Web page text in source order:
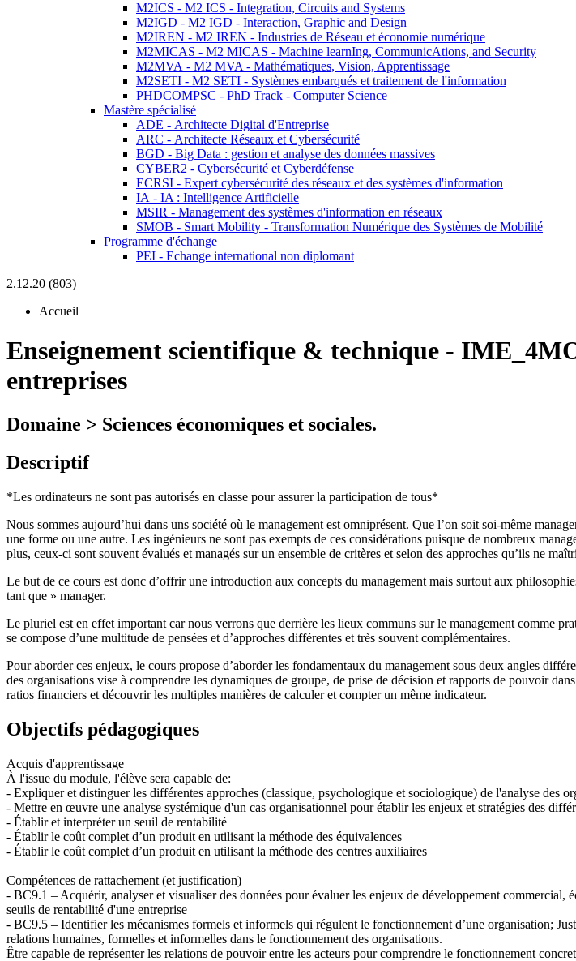
M2ICS - M2 ICS - Integration, Circuits and Systems
M2IGD - M2 IGD - Interaction, Graphic and Design
M2IREN - M2 IREN - Industries de Réseau et économie numérique
M2MICAS - M2 MICAS - Machine learnIng, CommunicAtions, and Security
M2MVA - M2 MVA - Mathématiques, Vision, Apprentissage
M2SETI - M2 SETI - Systèmes embarqués et traitement de l'information
PHDCOMPSC - PhD Track - Computer Science
Mastère spécialisé
ADE - Architecte Digital d'Entreprise
ARC - Architecte Réseaux et Cybersécurité
BGD - Big Data : gestion et analyse des données massives
CYBER2 - Cybersécurité et Cyberdéfense
ECRSI - Expert cybersécurité des réseaux et des systèmes d'information
IA - IA : Intelligence Artificielle
MSIR - Management des systèmes d'information en réseaux
SMOB - Smart Mobility - Transformation Numérique des Systèmes de Mobilité
Programme d'échange
PEI - Echange international non diplomant
2.12.20 (803)
Accueil
Enseignement scientifique & technique -
entreprises
Domaine > Sciences économiques et sociales.
Descriptif
*Les ordinateurs ne sont pas autorisés en classe pour assurer la participation de tous*
Nous sommes aujourd’hui dans uns société où le management est omniprésent. Que l’on soit soi-même
une forme ou une autre. Les ingénieurs ne sont pas exempts de ces considérations puisque de nombreux
plus, ceux-ci sont souvent évalués et managés sur un ensemble de critères et selon des approches qu’ils ne
Le but de ce cours est donc d’offrir une introduction aux concepts du management mais surtout aux
tant que » manager.
Le pluriel est en effet important car nous verrons que derrière les lieux communs sur le management comme
se compose d’une multitude de pensées et d’approches différentes et très souvent complémentaires.
Pour aborder ces enjeux, le cours propose d’aborder les fondamentaux du management sous deux angles
des organisations vise à comprendre les dynamiques de groupe, de prise de décision et rapports de pouvoir
ratios financiers et découvrir les multiples manières de calculer et compter un même indicateur.
Objectifs pédagogiques
Acquis d'apprentissage
À l'issue du module, l'élève sera capable de:
- Expliquer et distinguer les différentes approches (classique, psychologique et sociologique) de l'analyse des
- Mettre en œuvre une analyse systémique d'un cas organisationnel pour établir les enjeux et stratégies des
- Établir et interpréter un seuil de rentabilité
- Établir le coût complet d’un produit en utilisant la méthode des équivalences
- Établir le coût complet d’un produit en utilisant la méthode des centres auxiliaires
Compétences de rattachement (et justification)
- BC9.1 – Acquérir, analyser et visualiser des données pour évaluer les enjeux de développement
seuils de rentabilité d'une entreprise
- BC9.5 – Identifier les mécanismes formels et informels qui régulent le fonctionnement d’une organisation;
relations humaines, formelles et informelles dans le fonctionnement des organisations.
Être capable de représenter les relations de pouvoir entre les acteurs pour comprendre le fonctionnement